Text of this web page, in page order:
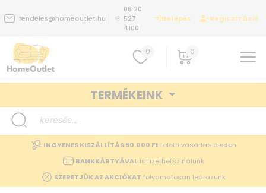
rendeles@homeoutlet.hu
06 20
527
4100
Belépés Regisztráció
0 0
TERMÉKEINK
INGYENES KISZÁLLÍTÁS 50.000 Ft feletti vásárlás esetén
BANKKÁRTYÁVALis fizethetsz nálunk
SZERETJÜK AZ AKCIÓKAT folyamatosan leárazunk